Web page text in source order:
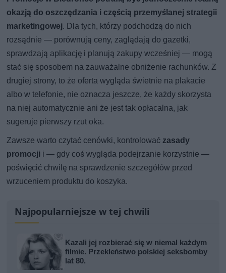
okazją do oszczędzania i częścią przemyślanej strategii
marketingowej. Dla tych, którzy podchodzą do nich
rozsądnie — porównują ceny, zaglądają do gazetki,
sprawdzają aplikację i planują zakupy wcześniej — mogą
stać się sposobem na zauważalne obniżenie rachunków. Z
drugiej strony, to że oferta wygląda świetnie na plakacie
albo w telefonie, nie oznacza jeszcze, że każdy skorzysta
na niej automatycznie ani że jest tak opłacalna, jak
sugeruje pierwszy rzut oka.
Zawsze warto czytać cenówki, kontrolować zasady
promocji i — gdy coś wygląda podejrzanie korzystnie —
poświęcić chwilę na sprawdzenie szczegółów przed
wrzuceniem produktu do koszyka.
Najpopularniejsze w tej chwili
Kazali jej rozbierać się w niemal każdym
filmie. Przekleństwo polskiej seksbomby
lat 80.